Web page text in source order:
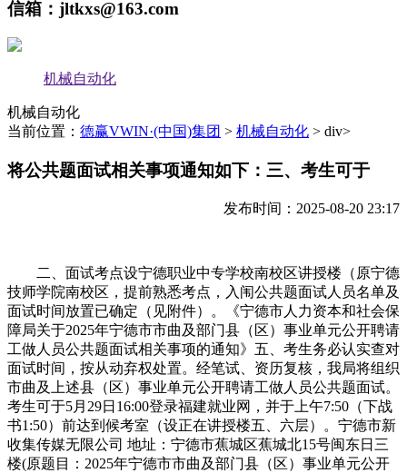
信箱：jltkxs@163.com
机械自动化
机械自动化
当前位置： 德赢VWIN·(中国)集团 > 机械自动化 > div>
将公共题面试相关事项通知如下：三、考生可于
发布时间：2025-08-20 23:17
二、面试考点设宁德职业中专学校南校区讲授楼（原宁德
技师学院南校区，提前熟悉考点，入闱公共题面试人员名单及
面试时间放置已确定（见附件）。《宁德市人力资本和社会保
障局关于2025年宁德市市曲及部门县（区）事业单元公开聘请
工做人员公共题面试相关事项的通知》五、考生务必认实查对
面试时间，按从动弃权处置。经笔试、资历复核，我局将组织
市曲及上述县（区）事业单元公开聘请工做人员公共题面试。
考生可于5月29日16:00登录福建就业网，并于上午7:50（下战
书1:50）前达到候考室（设正在讲授楼五、六层）。宁德市新
收集传媒无限公司 地址：宁德市蕉城区蕉城北15号闽东日三
楼(原题目：2025年宁德市市曲及部门县（区）事业单元公开